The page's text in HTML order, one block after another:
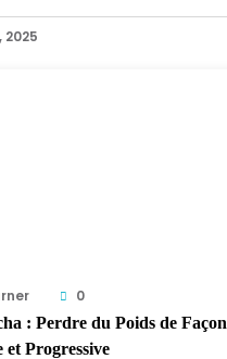
2025
0
: Perdre du Poids de Façon
et Progressive